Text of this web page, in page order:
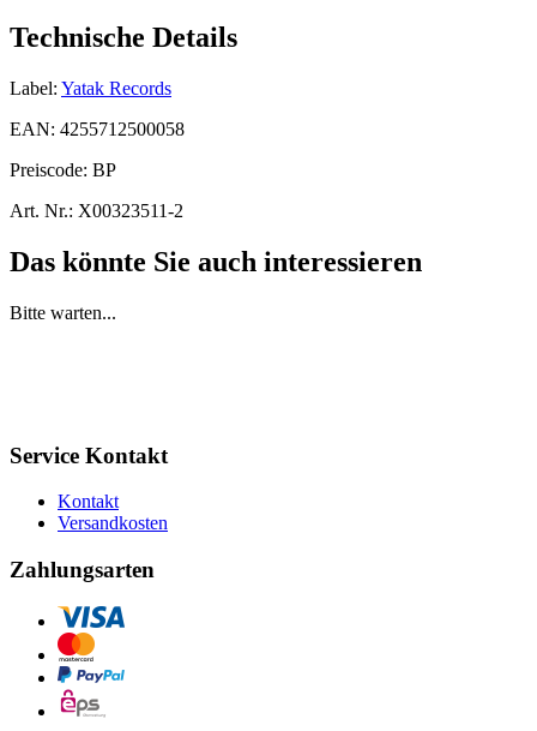
Technische Details
Label: Yatak Records
EAN: 4255712500058
Preiscode: BP
Art. Nr.: X00323511-2
Das könnte Sie auch interessieren
Bitte warten...
Service Kontakt
Kontakt
Versandkosten
Zahlungsarten